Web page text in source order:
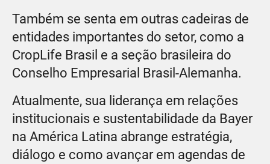
Também se senta em outras cadeiras de
entidades importantes do setor, como a
CropLife Brasil e a seção brasileira do
Conselho Empresarial Brasil-Alemanha.
Atualmente, sua liderança em relações
institucionais e sustentabilidade da Bayer
na América Latina abrange estratégia,
diálogo e como avançar em agendas de